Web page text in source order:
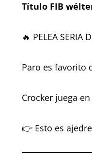
Título FIB
🔥 PELEA SERIA
Paro es favorito
Crocker juega en
👉 Esto es